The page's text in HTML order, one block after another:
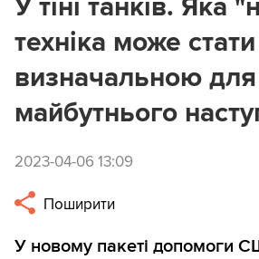
У тіні танків. Яка
техніка може стати
визначальною для
майбутнього
2023-04-06 13:09
Поширити
У новому пакеті допомоги